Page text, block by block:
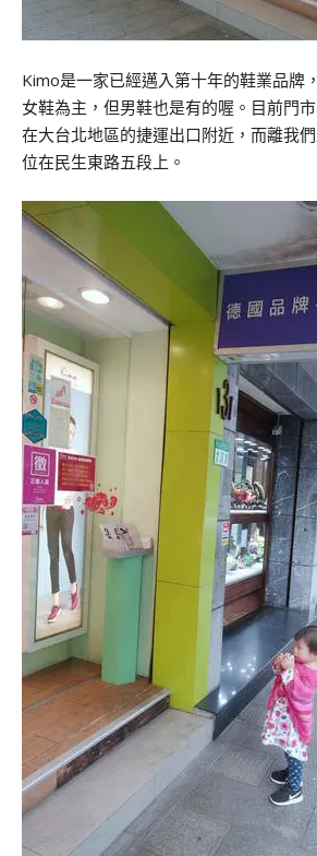
Kimo是一家已經邁入第十年的鞋業品牌
女鞋為主，但男鞋也是有的喔。目前門
在大台北地區的捷運出口附近，而離我
位在民生東路五段上。